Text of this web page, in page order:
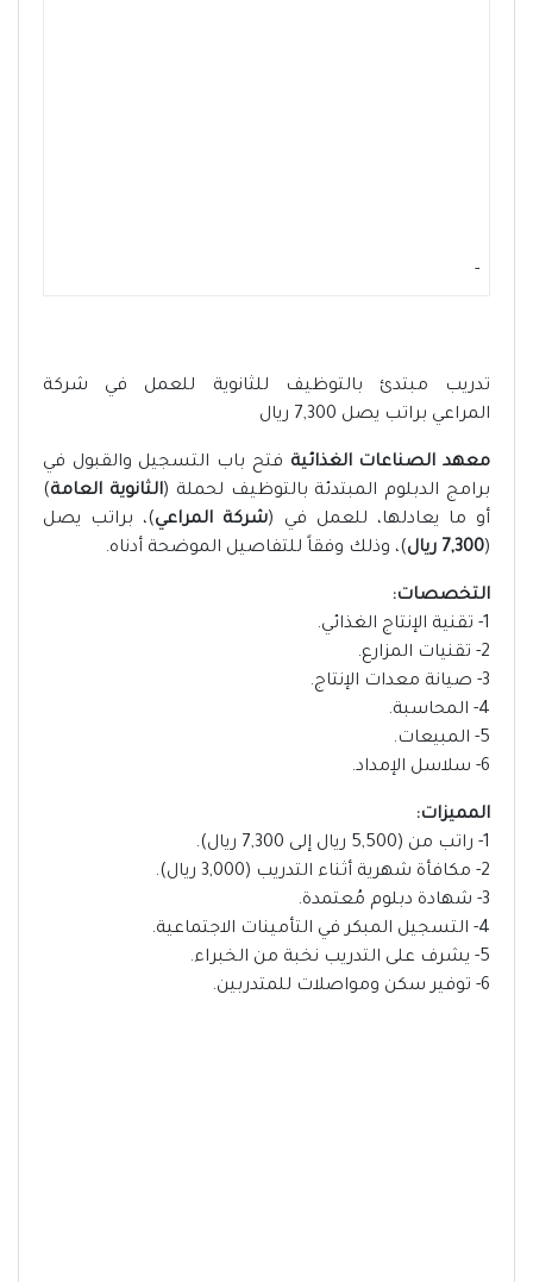
-
تدريب مبتدئ بالتوظيف للثانوية للعمل في شركة
المراعي براتب يصل 7,300 ريال
معهد الصناعات الغذائية فتح باب التسجيل والقبول في
برامج الدبلوم المبتدئة بالتوظيف لحملة (الثانوية العامة)
أو ما يعادلها، للعمل في (شركة المراعي)، براتب يصل
(7,300 ريال )، وذلك وفقاً للتفاصيل الموضحة أدناه.
التخصصات:
1- تقنية الإنتاج الغذائي.
2- تقنيات المزارع.
3- صيانة معدات الإنتاج.
4- المحاسبة.
5- المبيعات.
6- سلاسل الإمداد.
المميزات:
1- راتب من (5,500 ريال إلى 7,300 ريال).
2- مكافأة شهرية أثناء التدريب (3,000 ريال).
3- شهادة دبلوم مُعتمدة.
4- التسجيل المبكر في التأمينات الاجتماعية.
5- يشرف على التدريب نخبة من الخبراء.
6- توفير سكن ومواصلات للمتدربين.